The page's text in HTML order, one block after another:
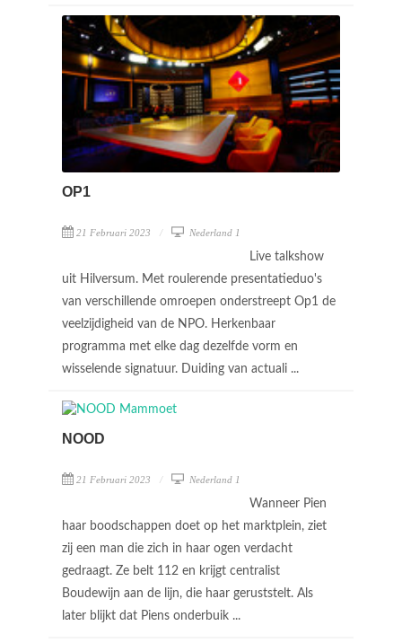
OP1
21 Februari 2023 Nederland 1
Live talkshow
uit Hilversum. Met roulerende presentatieduo's
van verschillende omroepen onderstreept Op1 de
veelzijdigheid van de NPO. Herkenbaar
programma met elke dag dezelfde vorm en
wisselende signatuur. Duiding van actuali ...
NOOD
21 Februari 2023 Nederland 1
Wanneer Pien
haar boodschappen doet op het marktplein, ziet
zij een man die zich in haar ogen verdacht
gedraagt. Ze belt 112 en krijgt centralist
Boudewijn aan de lijn, die haar geruststelt. Als
later blijkt dat Piens onderbuik ...